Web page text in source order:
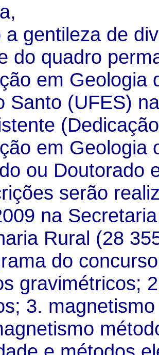
a gentileza de
do quadro
em Geologia
Santo (UFES)
em Geologia
ou Doutorado
serão
na
Rural (28
do
gravimétricos;
3.